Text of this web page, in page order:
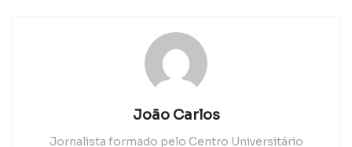
João Carlos
Jornalista formado pelo Centro Universitário